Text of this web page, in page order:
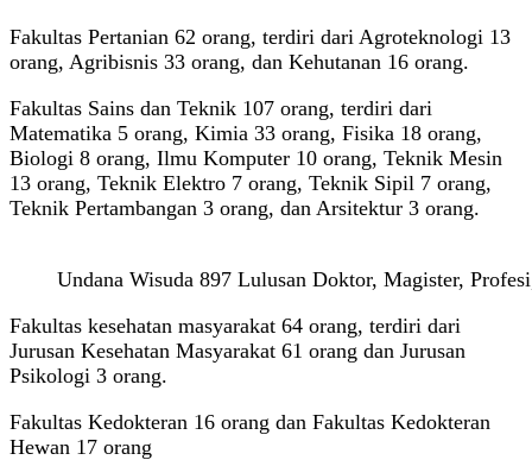
Fakultas Pertanian 62 orang, terdiri dari Agroteknologi 13
orang, Agribisnis 33 orang, dan Kehutanan 16 orang.
Fakultas Sains dan Teknik 107 orang, terdiri dari
Matematika 5 orang, Kimia 33 orang, Fisika 18 orang,
Biologi 8 orang, Ilmu Komputer 10 orang, Teknik Mesin
13 orang, Teknik Elektro 7 orang, Teknik Sipil 7 orang,
Teknik Pertambangan 3 orang, dan Arsitektur 3 orang.
Undana Wisuda 897 Lulusan Doktor, Magister,
Fakultas kesehatan masyarakat 64 orang, terdiri dari
Jurusan Kesehatan Masyarakat 61 orang dan Jurusan
Psikologi 3 orang.
Fakultas Kedokteran 16 orang dan Fakultas Kedokteran
Hewan 17 orang